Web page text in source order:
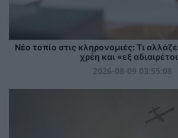
Νέο τοπίο στις κληρονομιές: Τι
χρέη και «εξ
2026-08-09 03:55:08